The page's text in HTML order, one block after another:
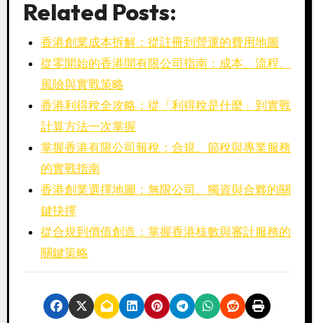
Related Posts:
香港創業成本拆解：從註冊到營運的費用地圖
從零開始的香港開有限公司指南：成本、流程、
風險與實戰策略
香港利得稅全攻略：從「利得稅是什麼」到實戰
計算方法一次掌握
掌握香港有限公司報稅：合規、節稅與專業服務
的實戰指南
香港創業選擇地圖：無限公司、獨資與合夥的關
鍵抉擇
從合規到價值創造：掌握香港核數與審計服務的
關鍵策略